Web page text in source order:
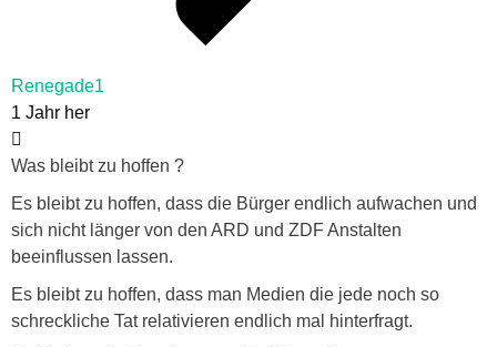
Renegade1
1 Jahr her
Was bleibt zu hoffen ?
Es bleibt zu hoffen, dass die Bürger endlich aufwachen und
sich nicht länger von den ARD und ZDF Anstalten
beeinflussen lassen.
Es bleibt zu hoffen, dass man Medien die jede noch so
schreckliche Tat relativieren endlich mal hinterfragt.